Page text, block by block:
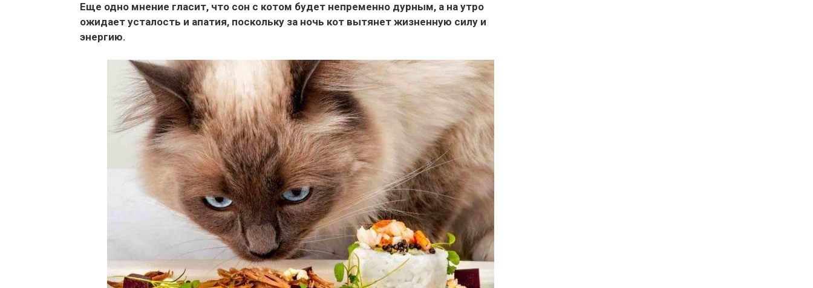
Еще одно мнение гласит, что сон с котом будет непременно дурным, а на утро
ожидает усталость и апатия, поскольку за ночь кот вытянет жизненную силу и
энергию.